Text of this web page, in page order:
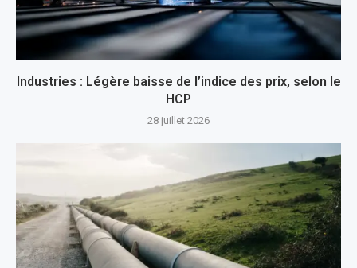
Industries : Légère baisse de l’indice des prix, selon le
HCP
28 juillet 2026